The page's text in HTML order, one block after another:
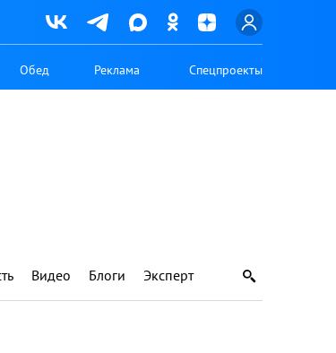
Обед Реклама Спецпроекты
Видео Блоги Эксперт